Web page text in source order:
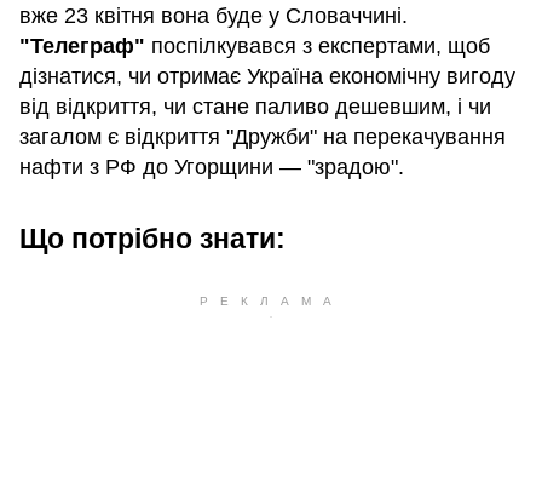
вже 23 квітня вона буде у Словаччині.
"Телеграф" поспілкувався з експертами, щоб
дізнатися, чи отримає Україна економічну вигоду
від відкриття, чи стане паливо дешевшим, і чи
загалом є відкриття "Дружби" на перекачування
нафти з РФ до Угорщини — "зрадою".
Що потрібно знати: